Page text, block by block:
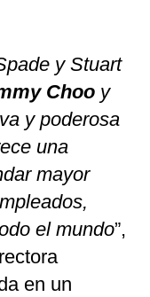
y Stuart
Choo y
y poderosa
una
mayor
el mundo”,
en un